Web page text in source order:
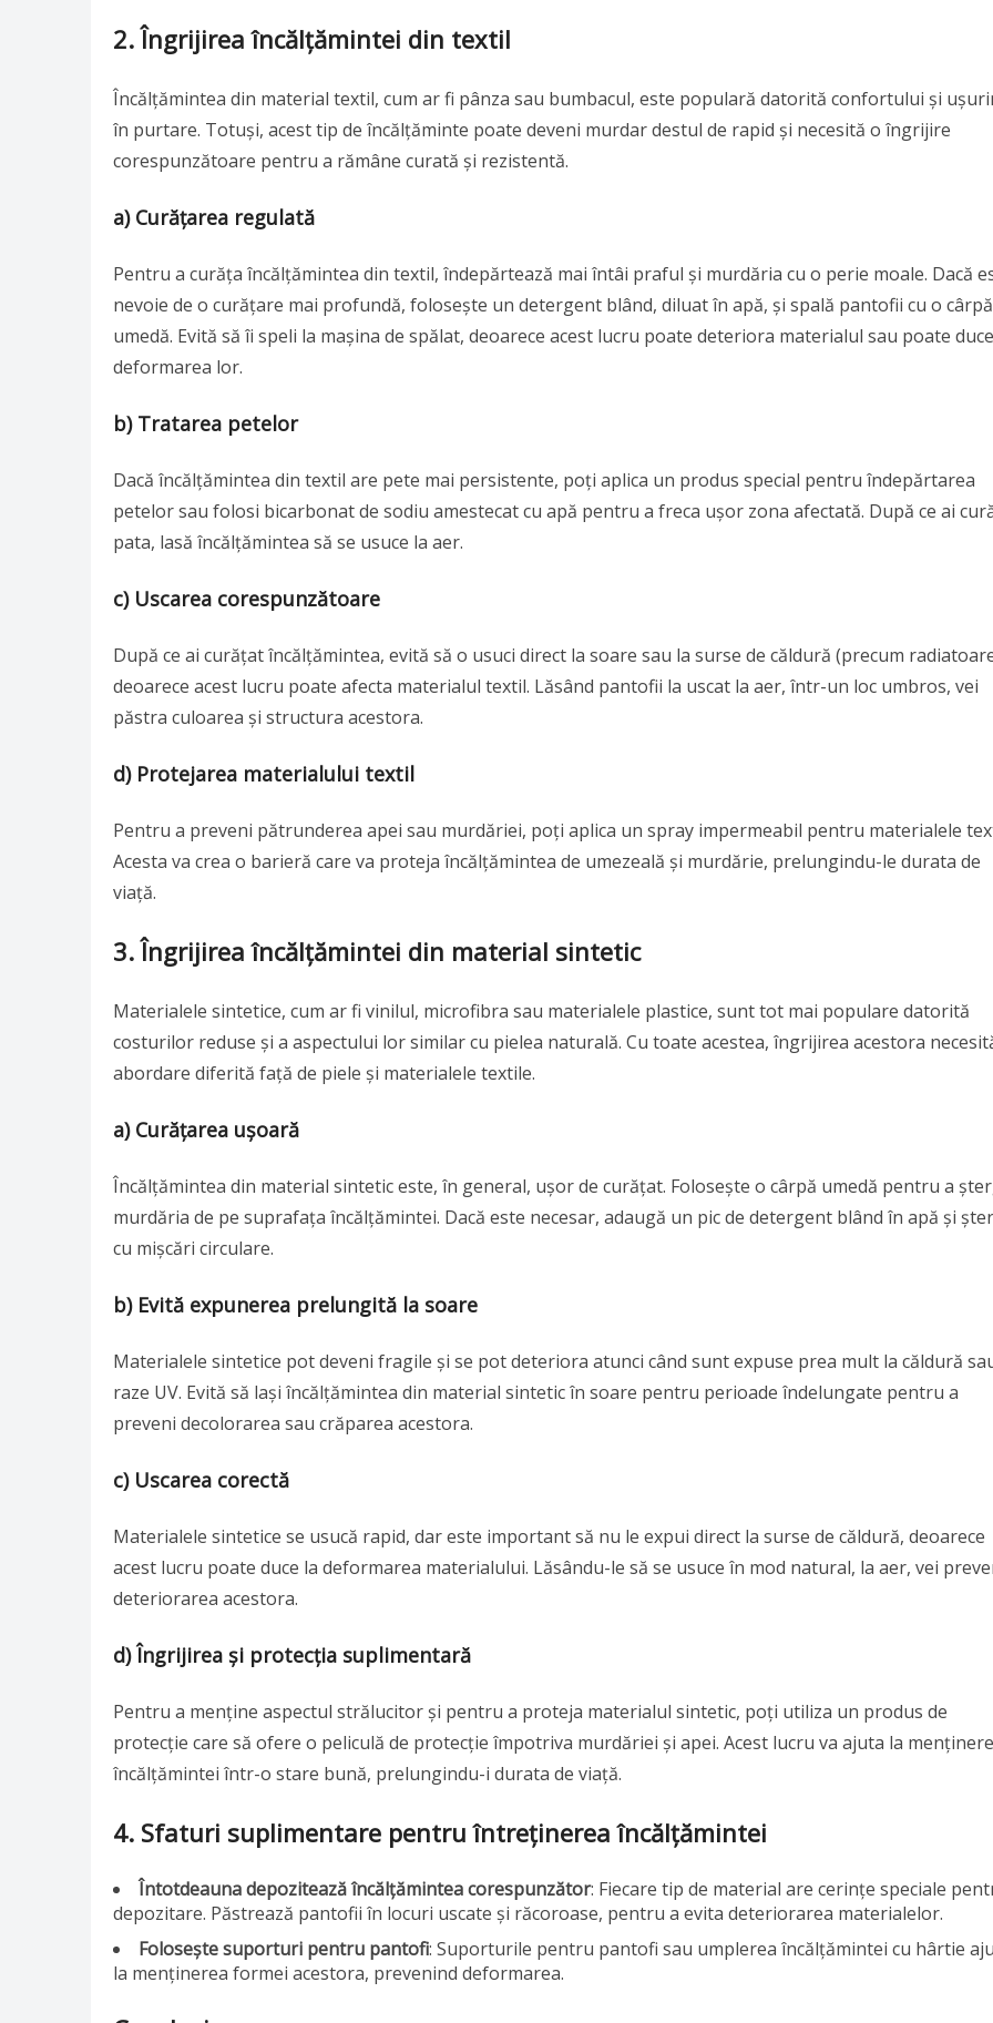
2. Îngrijirea încălțămintei din textil
Încălțămintea din material textil, cum ar fi pânza sau bumbacul, este populară datorită confortului și
în purtare. Totuși, acest tip de încălțăminte poate deveni murdar destul de rapid și necesită o îngrijire
corespunzătoare pentru a rămâne curată și rezistentă.
a) Curățarea regulată
Pentru a curăța încălțămintea din textil, îndepărtează mai întâi praful și murdăria cu o perie moale. Dacă
nevoie de o curățare mai profundă, folosește un detergent blând, diluat în apă, și spală pantofii cu o cârpă
umedă. Evită să îi speli la mașina de spălat, deoarece acest lucru poate deteriora materialul sau poate
deformarea lor.
b) Tratarea petelor
Dacă încălțămintea din textil are pete mai persistente, poți aplica un produs special pentru îndepărtarea
petelor sau folosi bicarbonat de sodiu amestecat cu apă pentru a freca ușor zona afectată. După ce ai
pata, lasă încălțămintea să se usuce la aer.
c) Uscarea corespunzătoare
După ce ai curățat încălțămintea, evită să o usuci direct la soare sau la surse de căldură (precum
deoarece acest lucru poate afecta materialul textil. Lăsând pantofii la uscat la aer, într-un loc umbros, vei
păstra culoarea și structura acestora.
d) Protejarea materialului textil
Pentru a preveni pătrunderea apei sau murdăriei, poți aplica un spray impermeabil pentru materialele
Acesta va crea o barieră care va proteja încălțămintea de umezeală și murdărie, prelungindu-le durata de
viață.
3. Îngrijirea încălțămintei din material sintetic
Materialele sintetice, cum ar fi vinilul, microfibra sau materialele plastice, sunt tot mai populare datorită
costurilor reduse și a aspectului lor similar cu pielea naturală. Cu toate acestea, îngrijirea acestora
abordare diferită față de piele și materialele textile.
a) Curățarea ușoară
Încălțămintea din material sintetic este, în general, ușor de curățat. Folosește o cârpă umedă pentru a
murdăria de pe suprafața încălțămintei. Dacă este necesar, adaugă un pic de detergent blând în apă și
cu mișcări circulare.
b) Evită expunerea prelungită la soare
Materialele sintetice pot deveni fragile și se pot deteriora atunci când sunt expuse prea mult la căldură
raze UV. Evită să lași încălțămintea din material sintetic în soare pentru perioade îndelungate pentru a
preveni decolorarea sau crăparea acestora.
c) Uscarea corectă
Materialele sintetice se usucă rapid, dar este important să nu le expui direct la surse de căldură, deoarece
acest lucru poate duce la deformarea materialului. Lăsându-le să se usuce în mod natural, la aer, vei
deteriorarea acestora.
d) Îngrijirea și protecția suplimentară
Pentru a menține aspectul strălucitor și pentru a proteja materialul sintetic, poți utiliza un produs de
protecție care să ofere o peliculă de protecție împotriva murdăriei și apei. Acest lucru va ajuta la
încălțămintei într-o stare bună, prelungindu-i durata de viață.
4. Sfaturi suplimentare pentru întreținerea încălțămintei
Întotdeauna depozitează încălțămintea corespunzător: Fiecare tip de material are cerințe speciale
depozitare. Păstrează pantofii în locuri uscate și răcoroase, pentru a evita deteriorarea materialelor.
Folosește suporturi pentru pantofi: Suporturile pentru pantofi sau umplerea încălțămintei cu hârtie
la menținerea formei acestora, prevenind deformarea.